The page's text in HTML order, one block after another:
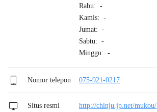
Rabu: -
Kamis: -
Jumat: -
Sabtu: -
Minggu: -
Nomor telepon 075-921-0217
Situs resmi http://chinju.jp.net/mukou/